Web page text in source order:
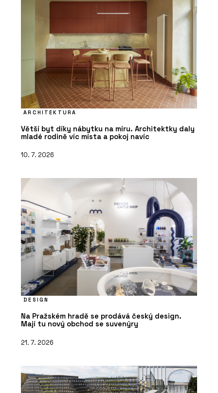
ARCHITEKTURA
Větší byt díky nábytku na míru. Architektky daly
mladé rodině víc místa a pokoj navíc
10. 7. 2026
DESIGN
Na Pražském hradě se prodává český design.
Mají tu nový obchod se suvenýry
21. 7. 2026